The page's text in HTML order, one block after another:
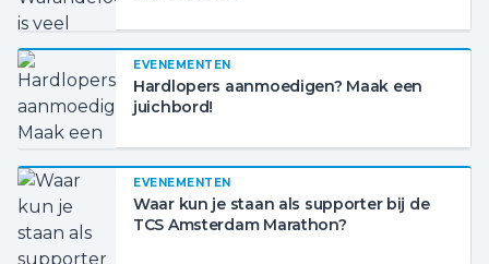
EVENEMENTEN
Hardlopers aanmoedigen? Maak een
juichbord!
EVENEMENTEN
Waar kun je staan als supporter bij de
TCS Amsterdam Marathon?